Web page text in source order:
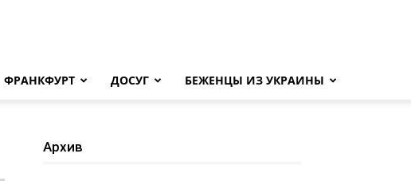
ФРАНКФУРТ ДОСУГ БЕЖЕНЦЫ ИЗ УКРАИНЫ
Архив